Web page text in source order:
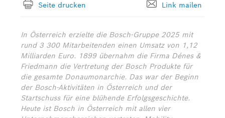
Seite drucken Link mailen
In Österreich erzielte die Bosch-Gruppe 2025 mit
rund 3 300 Mitarbeitenden einen Umsatz von 1,12
Milliarden Euro. 1899 übernahm die Firma Dénes &
Friedmann die Vertretung der Bosch Produkte für
die gesamte Donaumonarchie. Das war der Beginn
der Bosch-Aktivitäten in Österreich und der
Startschuss für eine blühende Erfolgsgeschichte.
Heute ist Bosch in Österreich mit allen vier